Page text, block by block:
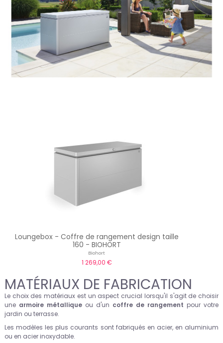
Loungebox - Coffre de rangement design taille
160 - BIOHORT
Biohort
1 269,00 €
MATÉRIAUX DE FABRICATION
Le choix des matériaux est un aspect crucial lorsqu'il s'agit de choisir
une armoire métallique ou d'un coffre de rangement pour votre
jardin ou terrasse.
Les modèles les plus courants sont fabriqués en acier, en aluminium
ou en acier inoxydable.